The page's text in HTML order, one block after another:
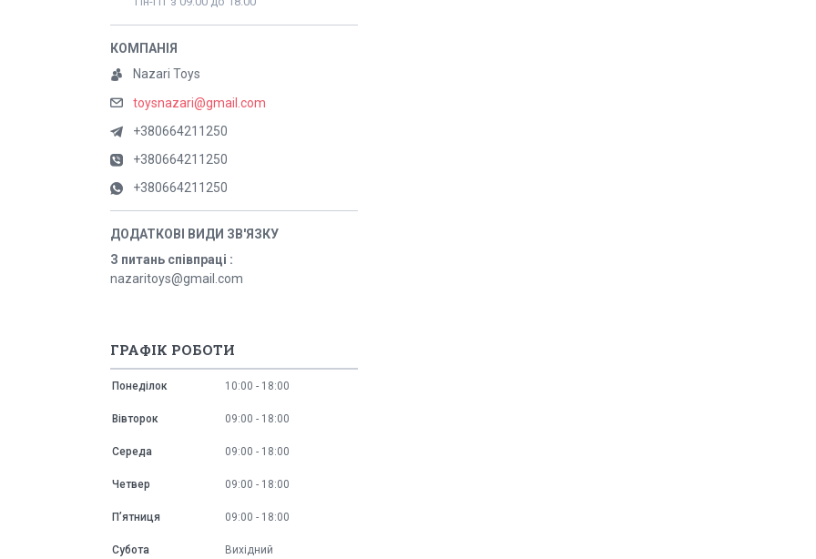
Nazari Toys
toysnazari@gmail.com
+380664211250
+380664211250
+380664211250
З питань співпраці
nazaritoys@gmail.com
ГРАФІК РОБОТИ
Понеділок 10:00 18:00
Вівторок 09:00 18:00
Середа 09:00 18:00
Четвер 09:00 18:00
Пʼятниця 09:00 18:00
Субота Вихідний